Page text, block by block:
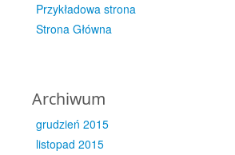
Przykładowa strona
Strona Główna
Archiwum
grudzień 2015
listopad 2015